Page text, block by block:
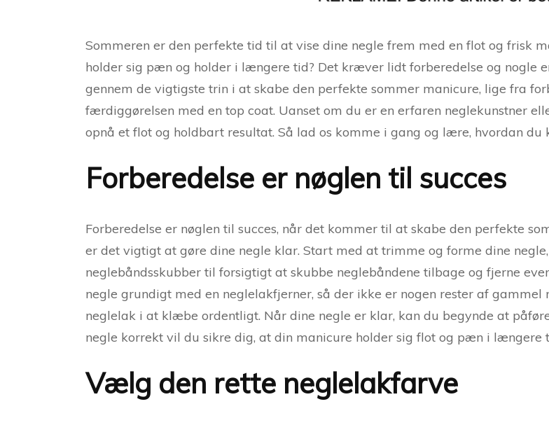
Sommeren er den perfekte tid til at vise dine negle frem med en flot og frisk
holder sig pæn og holder i længere tid? Det kræver lidt forberedelse og nogle
gennem de vigtigste trin i at skabe den perfekte sommer manicure, lige fra
færdiggørelsen med en top coat. Uanset om du er en erfaren neglekunstner
opnå et flot og holdbart resultat. Så lad os komme i gang og lære, hvordan
Forberedelse er nøglen til succes
Forberedelse er nøglen til succes, når det kommer til at skabe den perfekte
er det vigtigt at gøre dine negle klar. Start med at trimme og forme dine
neglebåndsskubber til forsigtigt at skubbe neglebåndene tilbage og fjerne
negle grundigt med en neglelakfjerner, så der ikke er nogen rester af
neglelak i at klæbe ordentligt. Når dine negle er klar, kan du begynde at
negle korrekt vil du sikre dig, at din manicure holder sig flot og pæn i længere
Vælg den rette neglelakfarve